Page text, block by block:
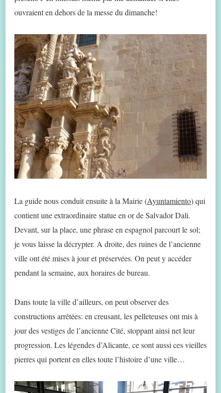
ouvraient en dehors de la messe du dimanche!
La guide nous conduit ensuite à la Mairie (Ayuntamiento) qui
contient une extraordinaire statue en or de Salvador Dali.
Devant, sur la place, une phrase en espagnol parcourt le sol;
je vous laisse la décrypter. A droite, des ruines de l’ancienne
ville ont été mises à jour et préservées. On peut y accéder
pendant la semaine, aux horaires de bureau.
Dans toute la ville d’ailleurs, on peut observer des
constructions arrêtées: en creusant, les pelleteuses ont mis à
jour des vestiges de l’ancienne Cité, stoppant ainsi net leur
progression. Les légendes d’Alicante, ce sont aussi ces vieilles
pierres qui portent en elles toute l’histoire d’une ville…